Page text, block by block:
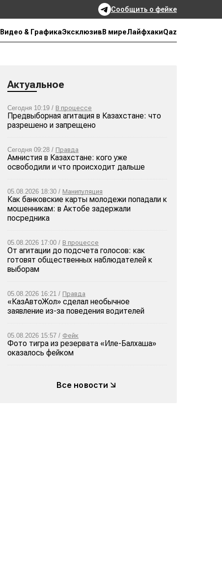
Сообщить о фейке
Видео & ГрафикаЭксклюзив В миреЛайфхакиQaz
Актуальное
Сегодня 10:19 / В процессе
Предвыборная агитация в Казахстане: что
разрешено и запрещено
Сегодня 09:28 / Правда
Амнистия в Казахстане: кого уже
освободили и что происходит дальше
05.08.2026 18:30 / Манипуляция
Как банковские карты молодежи попадали к
мошенникам: в Актобе задержали
посредника
05.08.2026 17:00 / В процессе
От агитации до подсчета голосов: как
готовят общественных наблюдателей к
выборам
05.08.2026 16:21 / Правда
«КазАвтоЖол» сделал необычное
заявление из-за поведения водителей
05.08.2026 15:57 / Фейк
Фото тигра из резервата «Иле-Балхаша»
оказалось фейком
Все новости